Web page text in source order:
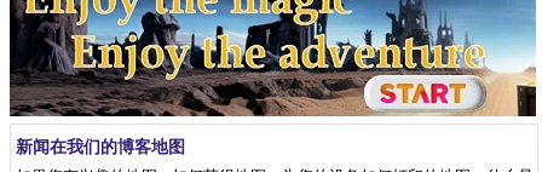
新闻在我们的博客地图